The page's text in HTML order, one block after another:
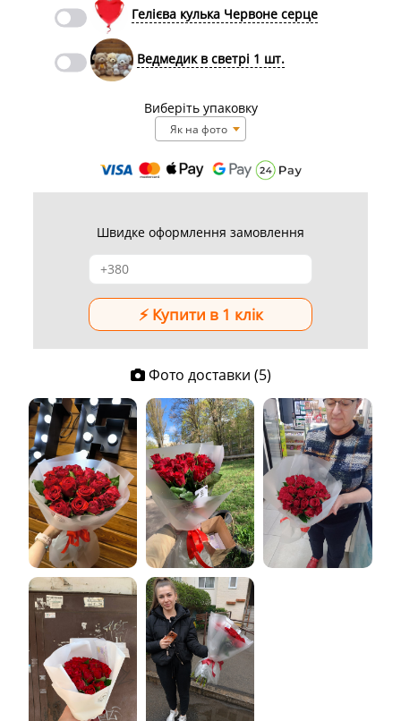
Гелієва кулька Червоне серце
Ведмедик в светрі 1 шт.
Виберіть упаковку
Як на фото
Швидке оформлення замовлення
Фото доставки (5)